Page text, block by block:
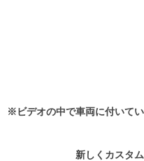
※ビデオの中で車両に付いて
新しくカスタ